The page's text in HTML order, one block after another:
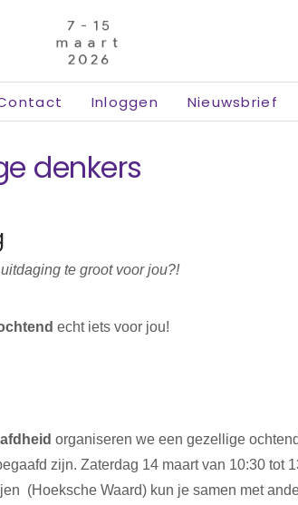
Inloggen Nieuwsbrief
denkers
te groot voor jou?!
echt iets voor jou!
organiseren we een gezellige
zijn. Zaterdag 14 maart van 10:30 tot
(Hoeksche Waard) kun je samen met